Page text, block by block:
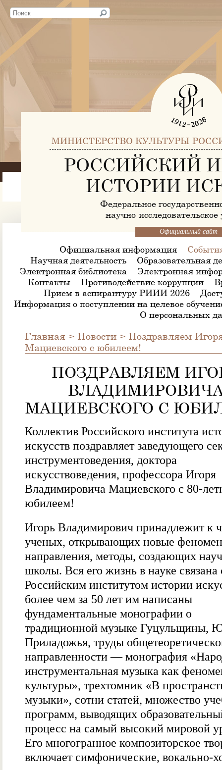
МИНИСТЕРСТВО КУЛЬТУРЫ
РОССИЙСКИЙ
ИСТОРИИ
Федеральное
научно-
Официальный сайт
Официальная информация
Научная деятельность
Образовательная
Электронная библиотека
Электронная
Контакты
Противодействие коррупции
Прием в аспирантуру РИИИ 2026
Информация о поступлении на целевое
О персональных
Главная > Новости > Поздравляем
Мациевского с юбилеем!
ПОЗДРАВЛЯЕМ
МАЦИЕВСКОГО С
Коллектив Российского института
искусств поздравляет заведующего
инструментоведения, доктора
искусствоведения, профессора Игоря
Владимировича Мациевского с 80-
юбилеем!
Игорь Владимирович принадлежит к
ученых, открывающих новые
направления, методы, создающих
школы. Вся его жизнь в науке связана
Российским институтом истории
более чем за 50 лет им написаны
фундаментальные монографии о
традиционной музыке Гуцульщины,
Приладожья, труды
направленности — монография
инструментальная музыка как
культуры», трехтомник «В
музыки», сотни статей, множество
программ, выводящих
процесс на самый высокий мировой
Его многогранное композиторское
включает симфонические, вокально-